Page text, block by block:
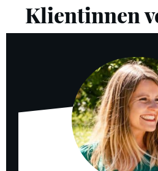
Klientinnen